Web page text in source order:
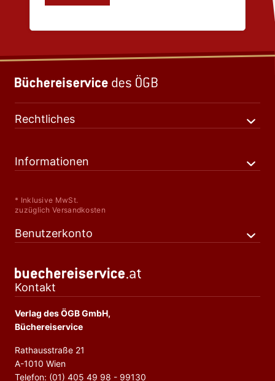
Rechtliches
Informationen
* Inklusive MwSt.
zuzüglich Versandkosten
Benutzerkonto
Kontakt
Verlag des ÖGB GmbH,
Büchereiservice
Rathausstraße 21
A-1010 Wien
Telefon: (01) 405 49 98 - 99130